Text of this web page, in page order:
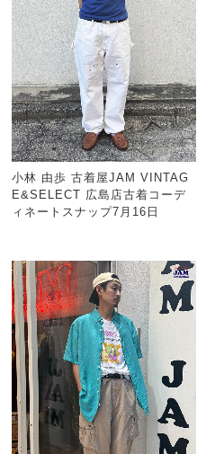
小林 由歩 古着屋JAM VINTAG
E&SELECT 広島店古着コーデ
ィネートスナップ7月16日